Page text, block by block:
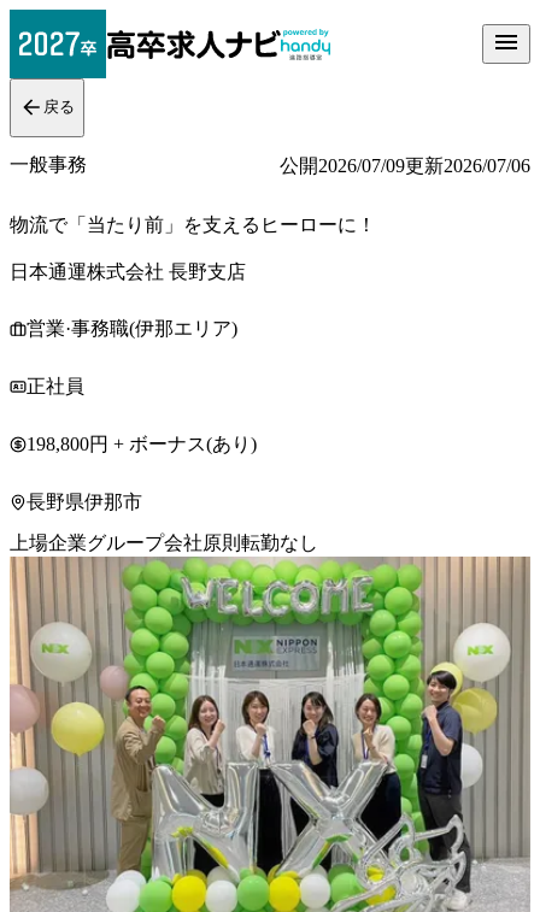
戻る
一般事務 公開2026/07/09更新2026/07/06
物流で「当たり前」を支えるヒーローに！
日本通運株式会社 長野支店
営業·事務職(伊那エリア)
正社員
198,800円 + ボーナス(あり)
長野県伊那市
上場企業グループ会社原則転勤なし